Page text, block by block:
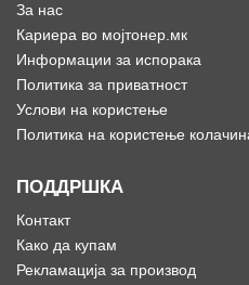
За нас
Кариера во мојтонер.мк
Информации за испорака
Политика за приватност
Услови на користење
Политика на користење
ПОДДРШКА
Контакт
Како да купам
Рекламација за производ